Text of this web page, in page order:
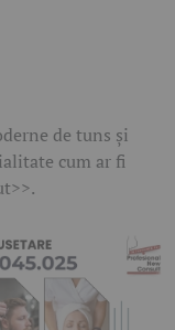
de tuns şi
cum ar fi